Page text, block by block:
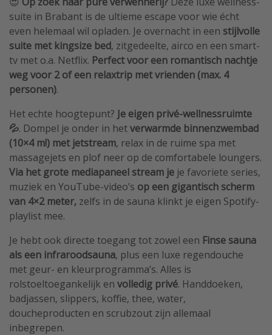
suite in Brabant is de ultieme escape voor wie écht
even helemaal wil opladen. Je overnacht in een stijlvolle
suite met kingsize bed, zitgedeelte, airco en een smart-
tv met o.a. Netflix. Perfect voor een romantisch nachtje
weg voor 2 of een relaxtrip met vrienden (max. 4
personen).
Het echte hoogtepunt? Je eigen privé-wellnessruimte
💦. Dompel je onder in hetverwarmde binnenzwembad
(10×4 m!) met jetstream, relax in de ruime spa met
massagejets en plof neer op de comfortabele loungers.
Via het grote mediapaneel stream je je favoriete series,
muziek en YouTube-video’s op een gigantisch scherm
van 4×2 meter, zelfs in de sauna klinkt je eigen Spotify-
playlist mee.
Je hebt ook directe toegang tot zowel een Finse sauna
als een infraroodsauna, plus een luxe regen­douche
met geur- en kleurprogramma’s. Alles is
rolstoeltoegankelijk en volledig privé. Handdoeken,
badjassen, slippers, koffie, thee, water,
doucheproducten en scrubzout zijn allemaal
inbegrepen.